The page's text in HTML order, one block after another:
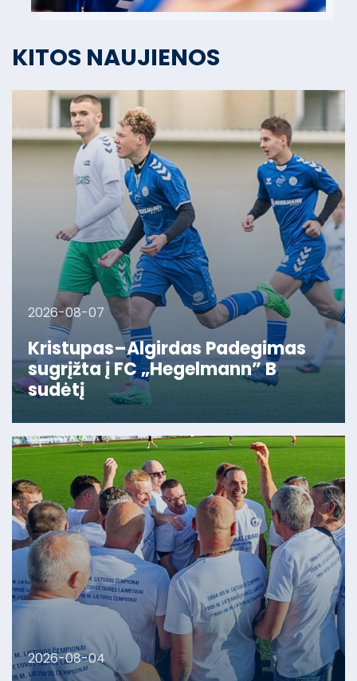
KITOS NAUJIENOS
2026-08-07
Kristupas–Algirdas Padegimas
sugrįžta į FC „Hegelmann” B
sudėtį
2026-08-04